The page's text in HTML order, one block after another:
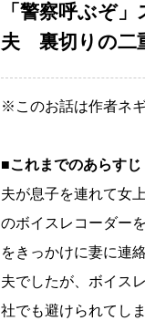
「警察呼ぶぞ
夫 裏切りの二
※このお話は作者ネ
■これまでのあらすじ
夫が息子を連れて女
のボイスレコーダー
をきっかけに妻に連
夫でしたが、ボイス
社でも避けられてし